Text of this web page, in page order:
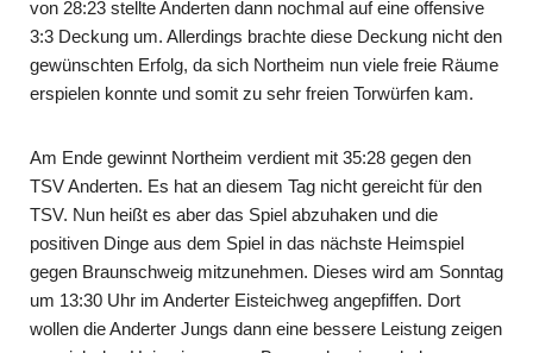
von 28:23 stellte Anderten dann nochmal auf eine offensive
3:3 Deckung um. Allerdings brachte diese Deckung nicht den
gewünschten Erfolg, da sich Northeim nun viele freie Räume
erspielen konnte und somit zu sehr freien Torwürfen kam.
Am Ende gewinnt Northeim verdient mit 35:28 gegen den
TSV Anderten. Es hat an diesem Tag nicht gereicht für den
TSV. Nun heißt es aber das Spiel abzuhaken und die
positiven Dinge aus dem Spiel in das nächste Heimspiel
gegen Braunschweig mitzunehmen. Dieses wird am Sonntag
um 13:30 Uhr im Anderter Eisteichweg angepfiffen. Dort
wollen die Anderter Jungs dann eine bessere Leistung zeigen